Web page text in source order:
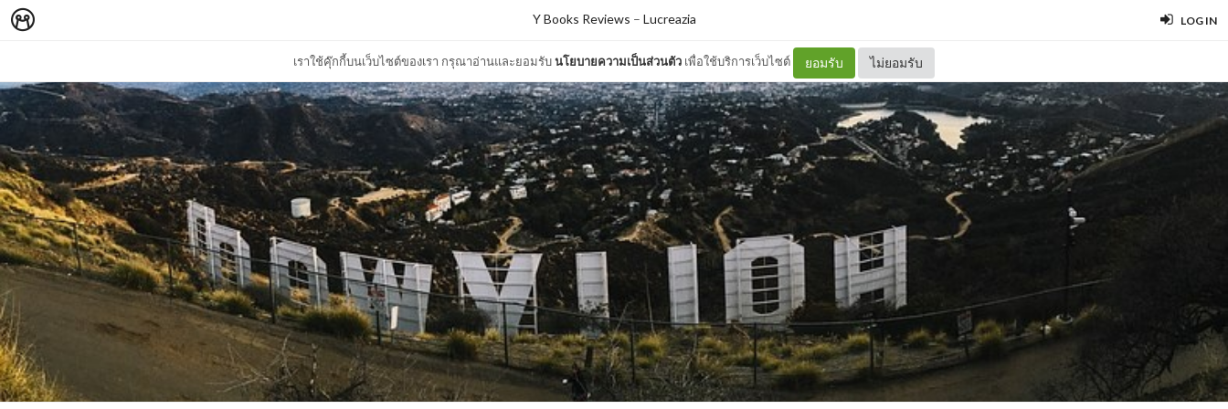
LOG IN
เราใช้คุ๊กกี้บนเว็บไซต์ของเรา กรุณาอ่านและยอมรับนโยบายความเป็นส่วนตัว เพื่อใช้บริการเว็บไซต์ ยอมรับ ไม่ยอมรับ
Y Books Reviews – Lucreazia